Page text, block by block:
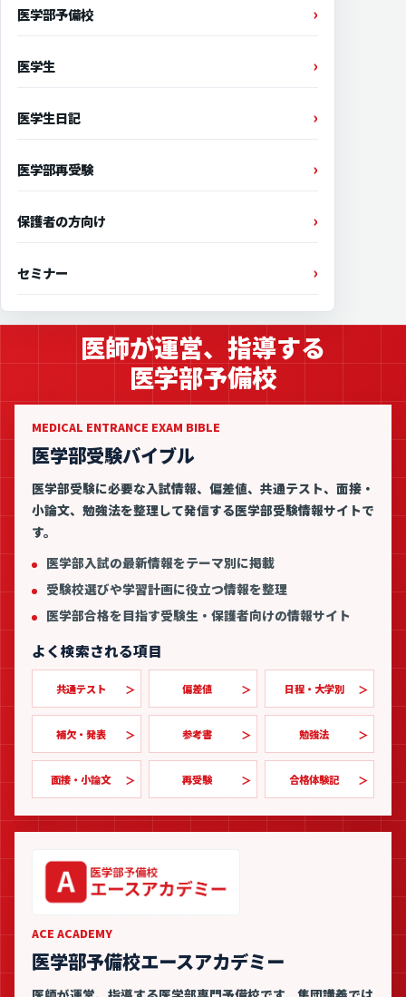
医学部予備校
医学生
医学生日記
医学部再受験
保護者の方向け
セミナー
医師が運営、指導する
医学部予備校
MEDICAL ENTRANCE EXAM BIBLE
医学部受験バイブル
医学部受験に必要な入試情報、偏差値、共通テスト、面接・
小論文、勉強法を整理して発信する医学部受験情報サイトで
す。
医学部入試の最新情報をテーマ別に掲載
受験校選びや学習計画に役立つ情報を整理
医学部合格を目指す受験生・保護者向けの情報サイト
よく検索される項目
共通テスト 偏差値 日程・大学別
補欠・発表 参考書 勉強法
面接・小論文 再受験 合格体験記
ACE ACADEMY
医学部予備校エースアカデミー